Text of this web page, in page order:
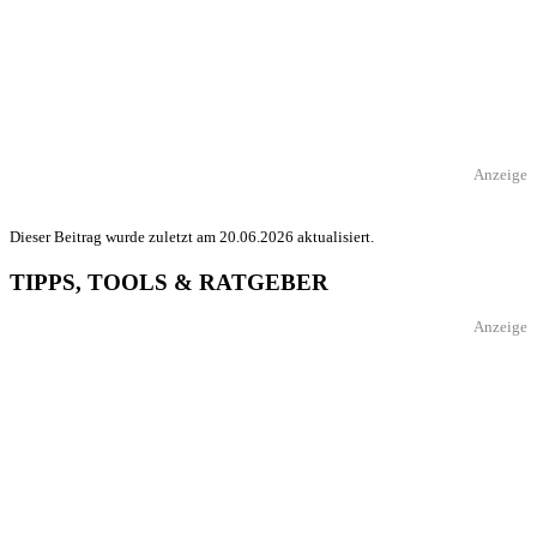
Anzeige
Dieser Beitrag wurde zuletzt am 20.06.2026 aktualisiert.
TIPPS, TOOLS & RATGEBER
Anzeige